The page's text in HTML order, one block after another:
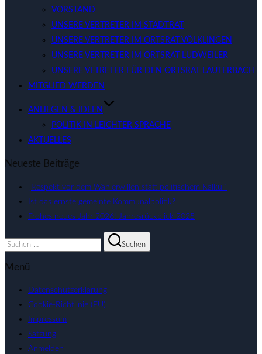
VORSTAND
UNSERE VERTRETER IM STADTRAT
UNSERE VERTRETER IM ORTSRAT VÖLKLINGEN
UNSERE VERTRETER IM ORTSRAT LUDWEILER
UNSERE VETRETER FÜR DEN ORTSRAT LAUTERBACH
MITGLIED WERDEN
ANLIEGEN & IDEEN
POLITIK IN LEICHTER SPRACHE
AKTUELLES
Neueste Beiträge
„Respekt vor dem Wählerwillen statt politischem Kalkül“
Ist das ernste gemeinte Kommunalpolitik?
Frohes neues Jahr 2026! Jahresrückblick 2025
Suchen
nach:
Suchen
Menü
Datenschutzerklärung
Cookie-Richtlinie (EU)
Impressum
Satzung
Anmelden